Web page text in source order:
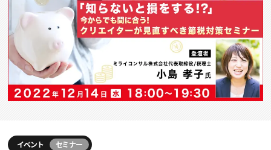
クリエイター求人を探す
CREATIVE JOB求人検索
特集求人
採用説明会
スキルアップしたい！
イベント セミナー